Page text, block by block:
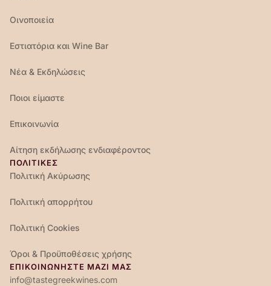
Οινοποιεία
Εστιατόρια και Wine Bar
Νέα & Εκδηλώσεις
Ποιοι είμαστε
Επικοινωνία
Αίτηση εκδήλωσης ενδιαφέροντος
ΠΟΛΙΤΙΚΕΣ
Πολιτική Ακύρωσης
Πολιτική απορρήτου
Πολιτική Cookies
Όροι & Προϋποθέσεις χρήσης
ΕΠΙΚΟΙΝΩΝΉΣΤΕ ΜΑΖΊ ΜΑΣ
info@tastegreekwines.com